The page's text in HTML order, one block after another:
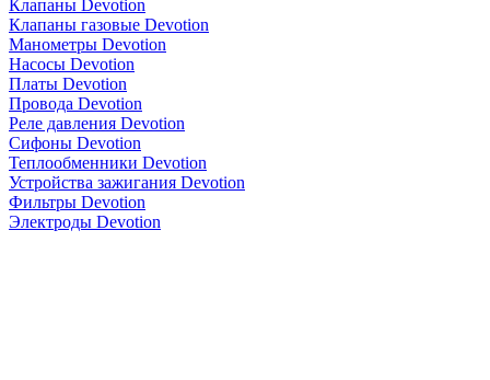
Клапаны Devotion
Клапаны газовые Devotion
Манометры Devotion
Насосы Devotion
Платы Devotion
Провода Devotion
Реле давления Devotion
Сифоны Devotion
Теплообменники Devotion
Устройства зажигания Devotion
Фильтры Devotion
Электроды Devotion